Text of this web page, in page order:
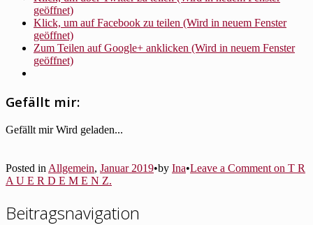
geöffnet)
Klick, um auf Facebook zu teilen (Wird in neuem Fenster
geöffnet)
Zum Teilen auf Google+ anklicken (Wird in neuem Fenster
geöffnet)
Gefällt mir:
Gefällt mir Wird geladen...
Posted in Allgemein, Januar 2019•by Ina•Leave a Comment on T R
A U E R D E M E N Z.
Beitragsnavigation